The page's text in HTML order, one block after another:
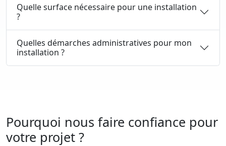
Quelle surface nécessaire pour une installation
?
Quelles démarches administratives pour mon
installation ?
Pourquoi nous faire confiance pour
votre projet ?